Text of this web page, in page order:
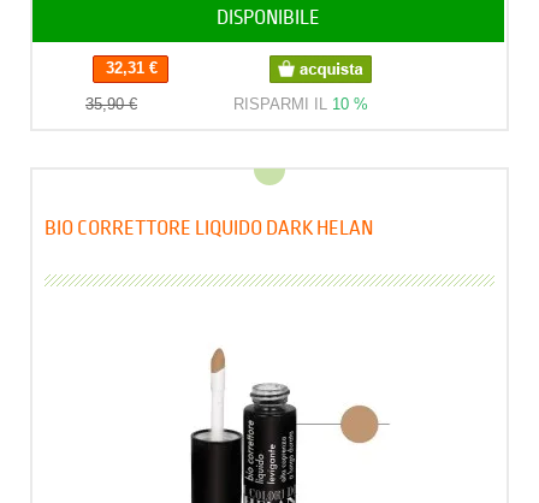
DISPONIBILE
32,31 €
35,90 €
RISPARMI IL 10 %
BIO CORRETTORE LIQUIDO DARK HELAN